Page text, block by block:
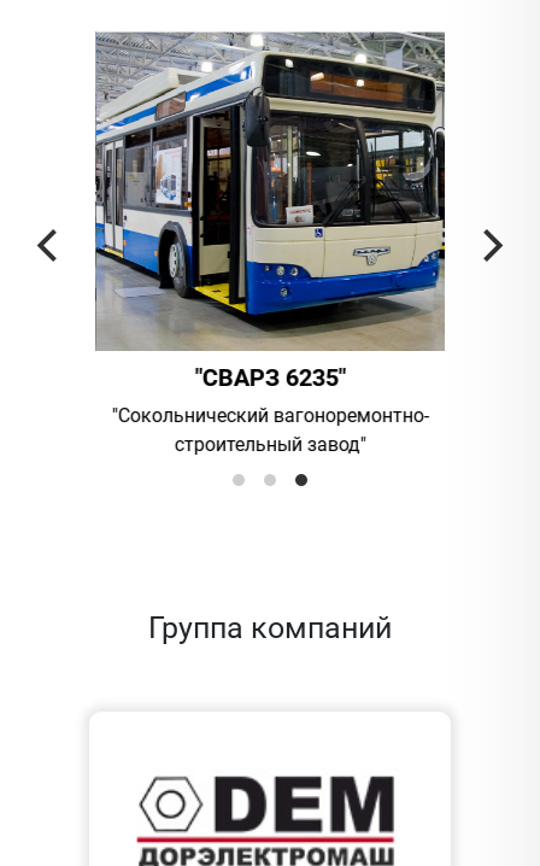
"СВАРЗ 6235"
"Сокольнический вагоноремонтно-
строительный завод"
Группа компаний